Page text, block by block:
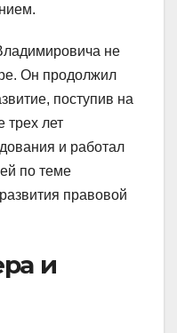
не
Он продолжил
поступив на
трех лет
и работал
по теме
правовой
и